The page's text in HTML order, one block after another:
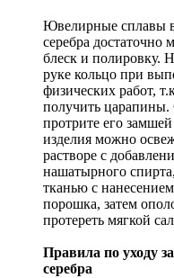
Ювелирные сплавы
серебра достаточно
блеск и полировку.
руке кольцо при
физических работ,
получить царапины.
протрите его
изделия можно
растворе с
нашатырного
тканью с
порошка, затем
протереть мягкой
Правила по уходу
серебра